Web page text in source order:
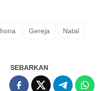
Gereja Natal
SEBARKAN